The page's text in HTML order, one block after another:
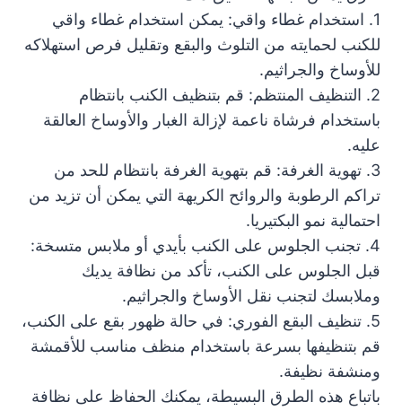
1. استخدام غطاء واقي: يمكن استخدام غطاء واقي
للكنب لحمايته من التلوث والبقع وتقليل فرص استهلاكه
للأوساخ والجراثيم.
2. التنظيف المنتظم: قم بتنظيف الكنب بانتظام
باستخدام فرشاة ناعمة لإزالة الغبار والأوساخ العالقة
عليه.
3. تهوية الغرفة: قم بتهوية الغرفة بانتظام للحد من
تراكم الرطوبة والروائح الكريهة التي يمكن أن تزيد من
احتمالية نمو البكتيريا.
4. تجنب الجلوس على الكنب بأيدي أو ملابس متسخة:
قبل الجلوس على الكنب، تأكد من نظافة يديك
وملابسك لتجنب نقل الأوساخ والجراثيم.
5. تنظيف البقع الفوري: في حالة ظهور بقع على الكنب،
قم بتنظيفها بسرعة باستخدام منظف مناسب للأقمشة
ومنشفة نظيفة.
باتباع هذه الطرق البسيطة، يمكنك الحفاظ على نظافة